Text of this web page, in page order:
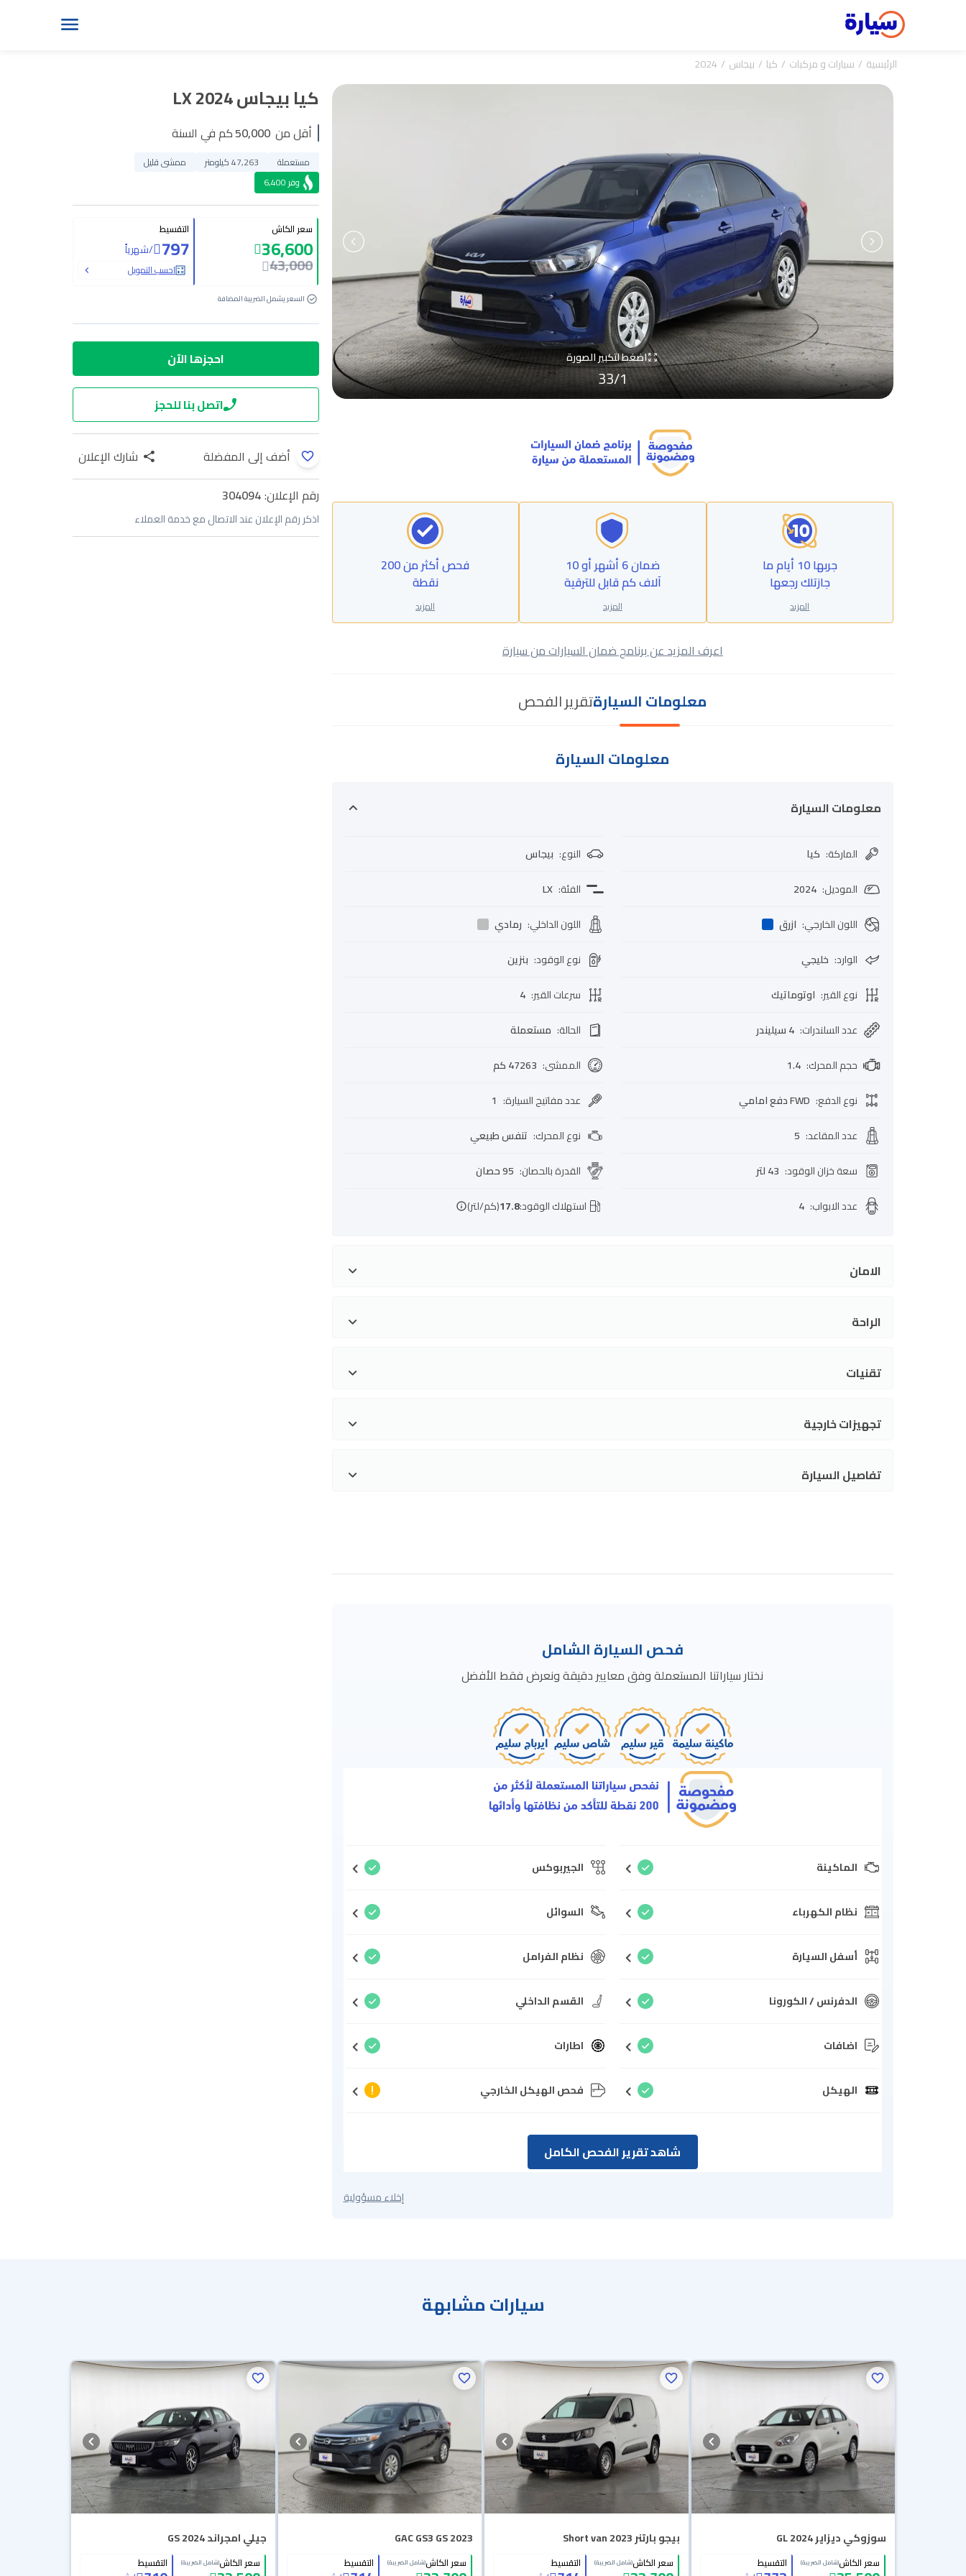
الرئيسية سيارات و مركبات كيا بيجاس 2024
اضغط لتكبير الصورة
1
/
33
جربها 10 أيام ما
جازتلك رجعها
المزيد
ضمان 6 أشهر أو 10
آلاف كم قابل للترقية
المزيد
فحص أكثر من 200
نقطة
المزيد
اعرف المزيد عن برنامج ضمان السيارات من سيارة
معلومات السيارةتقرير الفحص
معلومات السيارة
معلومات السيارة
الماركة: كيا النوع: بيجاس
الموديل:
2024 الفئة:
LX
اللون الخارجي: ازرق اللون الداخلي: رمادي
الوارد: خليجي نوع الوقود: بنزين
نوع القير: اوتوماتيك سرعات القير:
4
عدد السلندرات: 4 سيليندر الحالة: مستعملة
حجم المحرك:
1.4 الممشى: 47263 كم
نوع الدفع: FWD دفع امامي عدد مفاتيح السيارة:
1
عدد المقاعد:
5 نوع المحرك: تنفس طبيعي
سعة خزان الوقود: 43 لتر القدرة بالحصان: 95 حصان
عدد الابواب:
4 استهلاك الوقود:17.8(كم/لتر)
الامان
الراحة
تقنيات
تجهيزات خارجية
تفاصيل السيارة
فحص السيارة الشامل
نختار سياراتنا المستعملة وفق معايير دقيقة ونعرض فقط الأفضل
الماكينة الجيربوكس
نظام الكهرباء السوائل
أسفل السيارة نظام الفرامل
الدفرنس / الكورونا القسم الداخلي
اضافات اطارات
الهيكل فحص الهيكل الخارجي
شاهد تقرير الفحص الكامل
إخلاء مسؤولية
كيا بيجاس LX 2024
أقل من 50,000كم في السنة
مستعملة 47,263 كيلومتر
ممشى قليل
وفر6,400
سعر الكاش
36,600
43,000
التقسيط
797
/شهرياً
احسب التمويل
السعر يشمل الضريبة المضافة
احجزها الآن
اتصل بنا للحجز
أضف إلى المفضلة
شارك الإعلان
رقم الإعلان:304094
اذكر رقم الإعلان عند الاتصال مع خدمة العملاء
سيارات مشابهة
سوزوكي ديزاير GL 2024
سعر الكاش(شامل الضريبة) التقسيط
بيجو بارتنر Short van 2023
سعر الكاش(شامل الضريبة) التقسيط
GAC GS3 GS 2023
سعر الكاش(شامل الضريبة) التقسيط
جيلي امجراند GS 2024
سعر الكاش(شامل الضريبة) التقسيط